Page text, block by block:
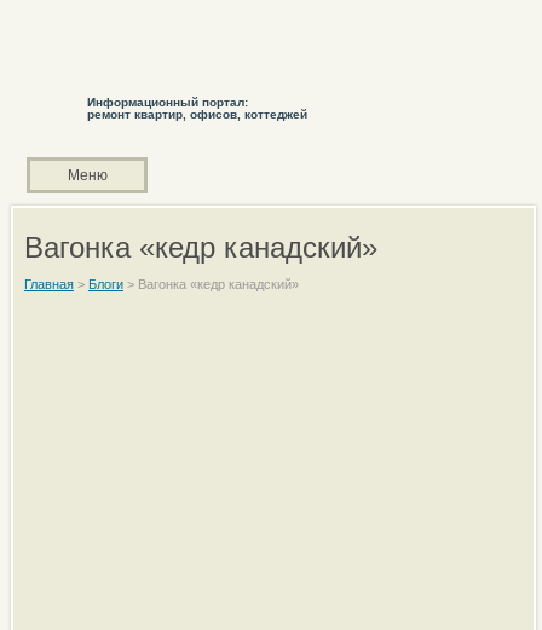
Информационный портал:
ремонт квартир, офисов, коттеджей
Меню
Вагонка «кедр канадский»
Главная> Блоги> Вагонка «кедр канадский»